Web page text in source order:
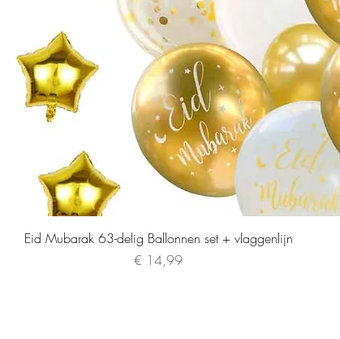
Eid Mubarak 63-delig Ballonnen set + vlaggenlijn
Prijs
€ 14,99